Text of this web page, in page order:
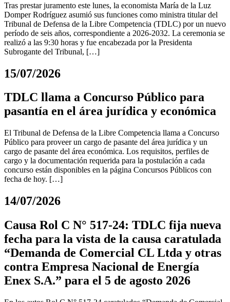
Tras prestar juramento este lunes, la economista María de la Luz
Domper Rodríguez asumió sus funciones como ministra titular del
Tribunal de Defensa de la Libre Competencia (TDLC) por un nuevo
período de seis años, correspondiente a 2026-2032. La ceremonia se
realizó a las 9:30 horas y fue encabezada por la Presidenta
Subrogante del Tribunal, […]
15/07/2026
TDLC llama a Concurso Público para
pasantía en el área jurídica y económica
El Tribunal de Defensa de la Libre Competencia llama a Concurso
Público para proveer un cargo de pasante del área jurídica y un
cargo de pasante del área económica. Los requisitos, perfiles de
cargo y la documentación requerida para la postulación a cada
concurso están disponibles en la página Concursos Públicos con
fecha de hoy. […]
14/07/2026
Causa Rol C N° 517-24: TDLC fija nueva
fecha para la vista de la causa caratulada
“Demanda de Comercial CL Ltda y otras
contra Empresa Nacional de Energía
Enex S.A.” para el 5 de agosto 2026